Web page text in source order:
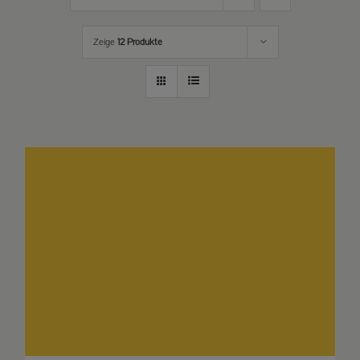
Zeige 12 Produkte